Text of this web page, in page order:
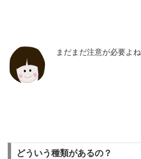
まだまだ注意が必要よね
どういう種類があるの？